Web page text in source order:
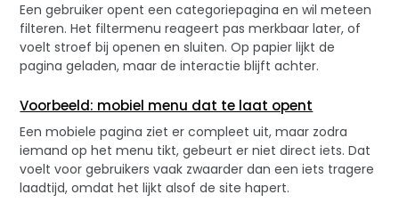
Een gebruiker opent een categoriepagina en wil meteen
filteren. Het filtermenu reageert pas merkbaar later, of
voelt stroef bij openen en sluiten. Op papier lijkt de
pagina geladen, maar de interactie blijft achter.
Voorbeeld: mobiel menu dat te laat opent
Een mobiele pagina ziet er compleet uit, maar zodra
iemand op het menu tikt, gebeurt er niet direct iets. Dat
voelt voor gebruikers vaak zwaarder dan een iets tragere
laadtijd, omdat het lijkt alsof de site hapert.